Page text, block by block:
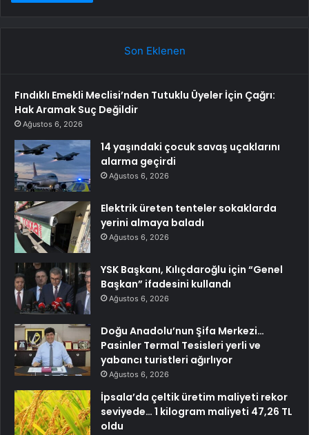
Son Eklenen
Fındıklı Emekli Meclisi’nden Tutuklu Üyeler İçin Çağrı:
Hak Aramak Suç Değildir
Ağustos 6, 2026
14 yaşındaki çocuk savaş uçaklarını
alarma geçirdi
Ağustos 6, 2026
Elektrik üreten tenteler sokaklarda
yerini almaya baladı
Ağustos 6, 2026
YSK Başkanı, Kılıçdaroğlu için “Genel
Başkan” ifadesini kullandı
Ağustos 6, 2026
Doğu Anadolu’nun Şifa Merkezi…
Pasinler Termal Tesisleri yerli ve
yabancı turistleri ağırlıyor
Ağustos 6, 2026
İpsala’da çeltik üretim maliyeti rekor
seviyede… 1 kilogram maliyeti 47,26 TL
oldu